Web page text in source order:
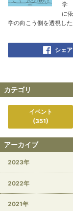
学
に
学の向こう側を透視した
シェア
カテゴリ
イベント
(351)
アーカイブ
2023年
2022年
2021年